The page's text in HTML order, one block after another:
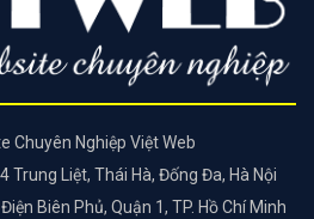
Chuyên Nghiệp Việt Web
Trung Liệt, Thái Hà, Đống Đa, Hà Nội
Biên Phủ, Quận 1, TP. Hồ Chí Minh